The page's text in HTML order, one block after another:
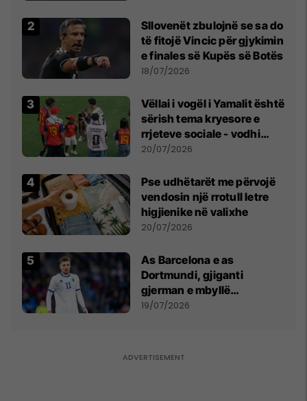
Sllovenët zbulojnë se sa do
të fitojë Vincic për gjykimin
e finales së Kupës së Botës
18/07/2026
Vëllai i vogël i Yamalit është
sërish tema kryesore e
rrjeteve sociale - vodhi
vëmendjen pas finales së
20/07/2026
Pse udhëtarët me përvojë
vendosin një rrotull letre
higjienike në valixhe
20/07/2026
As Barcelona e as
Dortmundi, gjiganti
gjerman e mbyllë
marrëveshjen për Fisnik
19/07/2026